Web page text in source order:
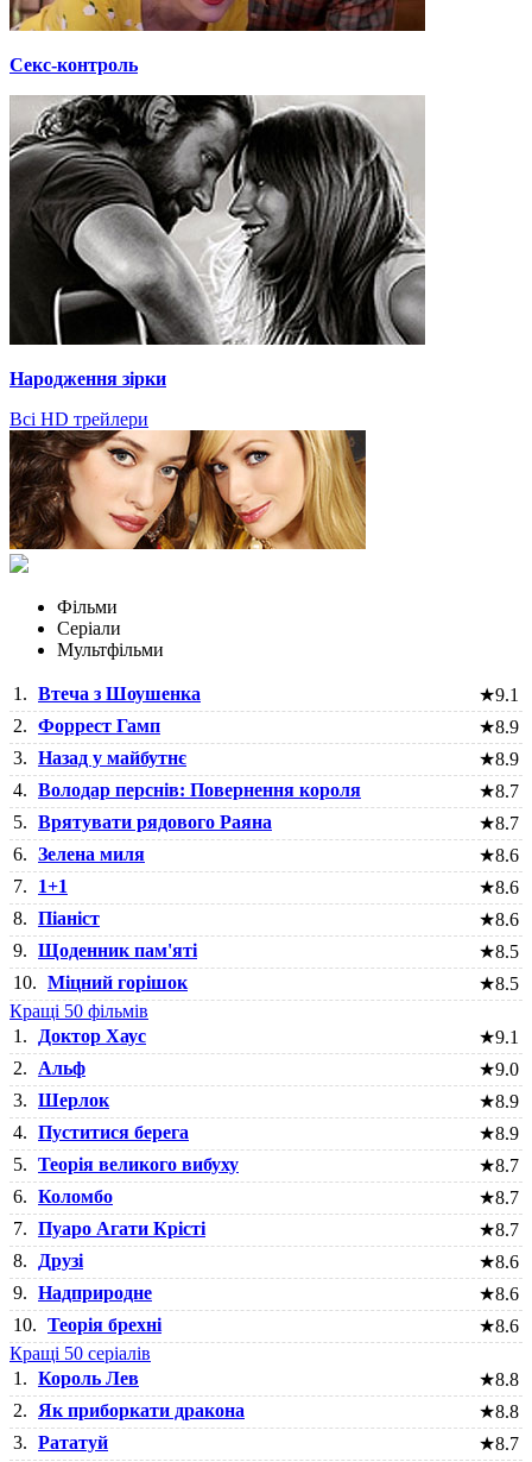
Секс-контроль
Народження зірки
Всі HD трейлери
Фільми
Серіали
Мультфільми
1. Втеча з Шоушенка ★9.1
2. Форрест Гамп ★8.9
3. Назад у майбутнє ★8.9
4. Володар перснів: Повернення короля ★8.7
5. Врятувати рядового Раяна ★8.7
6. Зелена миля ★8.6
7.
1+1 ★8.6
8. Піаніст ★8.6
9. Щоденник пам'яті ★8.5
10. Міцний горішок ★8.5
Кращі 50 фільмів
1.
Доктор Хаус ★9.1
2.
Альф ★9.0
3. Шерлок ★8.9
4. Пуститися берега ★8.9
5. Теорія великого вибуху ★8.7
6. Коломбо ★8.7
7. Пуаро Агати Крісті ★8.7
8.
Друзі ★8.6
9. Надприродне ★8.6
10. Теорія брехні ★8.6
Кращі 50 серіалів
1. Король Лев ★8.8
2.
Як приборкати дракона ★8.8
3. Рататуй ★8.7